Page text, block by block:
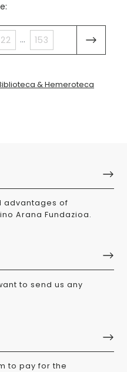
... 153
& Hemeroteca
advantages of
Arana Fundazioa.
to send us any
to pay for the